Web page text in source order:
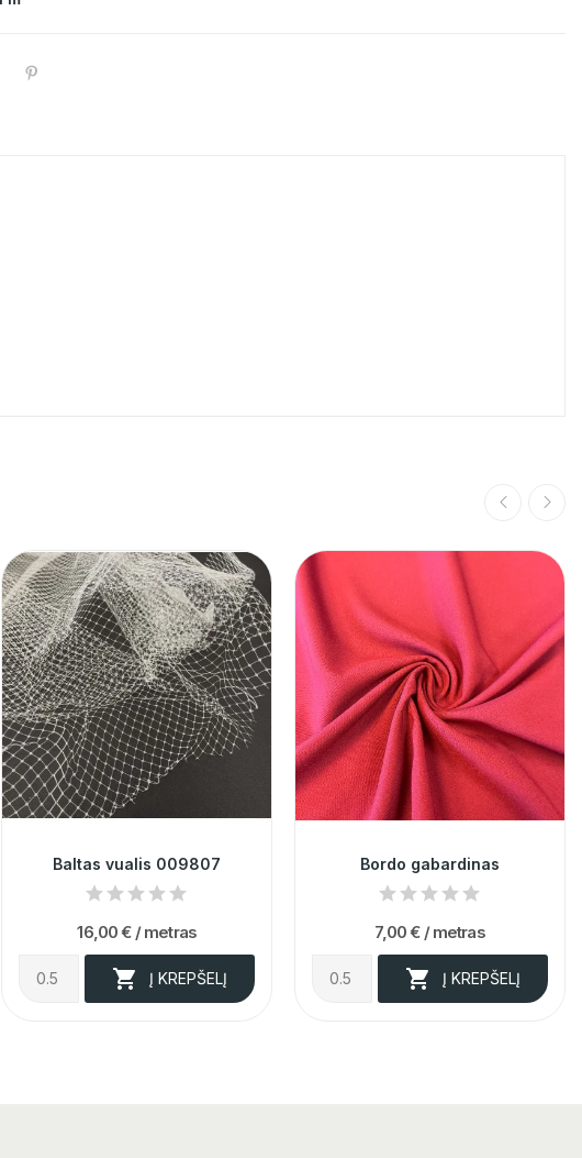
Baltas vualis 009807
16,00 € / metras
 Į KREPŠELĮ
Bordo gabardinas
7,00 € / metras
 Į KREPŠELĮ